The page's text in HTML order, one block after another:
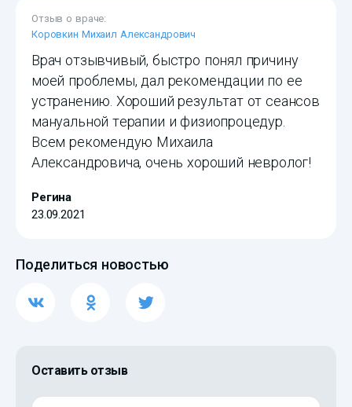
Отзыв о враче:
Коровкин Михаил Александрович
Врач отзывчивый, быстро понял причину
моей проблемы, дал рекомендации по ее
устранению. Хороший результат от сеансов
мануальной терапии и физиопроцедур.
Всем рекомендую Михаила
Александровича, очень хороший невролог!
Регина
23.09.2021
Поделиться новостью
Оставить отзыв